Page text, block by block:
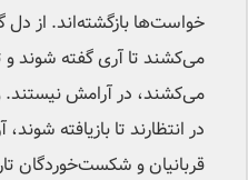
خواست‌ها بازگشته‌اند. از دل
می‌کشند تا آری گفته شوند و
می‌کشند، در آرامش
در انتظارند تا بازیافته
قربانیان و شکست‌خوردگان